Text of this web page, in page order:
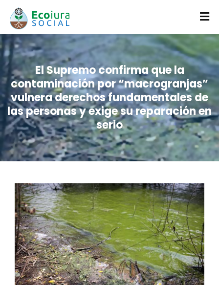
El Supremo confirma que la
contaminación por “macrogranjas”
vulnera derechos fundamentales de
las personas y exige su reparación en
serio